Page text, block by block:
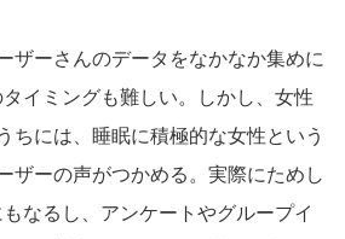
ザーさんのデータをなかなか集めに
イミングも難しい。しかし、女性
ちには、睡眠に積極的な女性という
ザーの声がつかめる。実際にためし
なるし、アンケートやグループイ